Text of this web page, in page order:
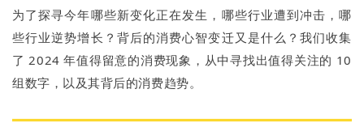
为了探寻今年哪些新变化正在发生，哪些行业遭到冲击，哪
些行业逆势增长？背后的消费心智变迁又是什么？我们收集
了 2024 年值得留意的消费现象，从中寻找出值得关注的 10
组数字，以及其背后的消费趋势。